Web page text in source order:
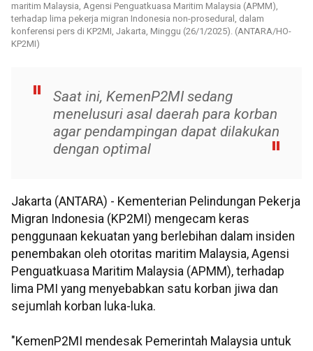
maritim Malaysia, Agensi Penguatkuasa Maritim Malaysia (APMM),
terhadap lima pekerja migran Indonesia non-prosedural, dalam
konferensi pers di KP2MI, Jakarta, Minggu (26/1/2025). (ANTARA/HO-
KP2MI)
Saat ini, KemenP2MI sedang
menelusuri asal daerah para korban
agar pendampingan dapat dilakukan
dengan optimal
Jakarta (ANTARA) - Kementerian Pelindungan Pekerja
Migran Indonesia (KP2MI) mengecam keras
penggunaan kekuatan yang berlebihan dalam insiden
penembakan oleh otoritas maritim Malaysia, Agensi
Penguatkuasa Maritim Malaysia (APMM), terhadap
lima PMI yang menyebabkan satu korban jiwa dan
sejumlah korban luka-luka.
"KemenP2MI mendesak Pemerintah Malaysia untuk